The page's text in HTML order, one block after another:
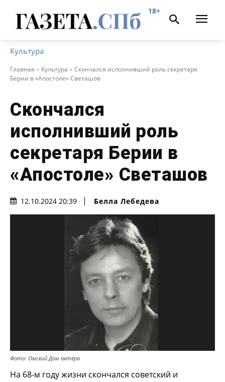
18+
Культура
Главная Культура
Скончался исполнивший роль секретаря
Берии в «Апостоле» Светашов
Скончался
исполнивший роль
секретаря Берии в
«Апостоле» Светашов
12.10.2024 20:39 Белла Лебедева
Фото: Омский Дом актёра
На 68-м году жизни скончался советский и